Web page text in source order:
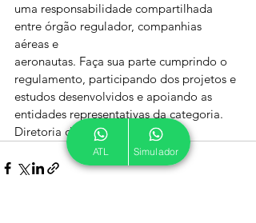
uma responsabilidade compartilhada
entre órgão regulador, companhias
aéreas e
aeronautas. Faça sua parte cumprindo o
regulamento, participando dos projetos e
estudos desenvolvidos e apoiando as
entidades representativas da categoria.
Diretoria da ATL
ATL Simulador